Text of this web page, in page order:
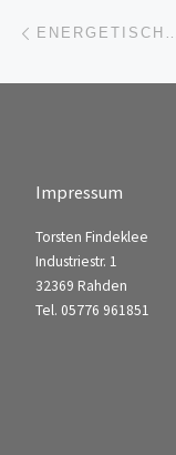
ENERGETISCHE SANIERUNG
Impressum
Torsten Findeklee
Industriestr. 1
32369 Rahden
Tel. 05776 961851